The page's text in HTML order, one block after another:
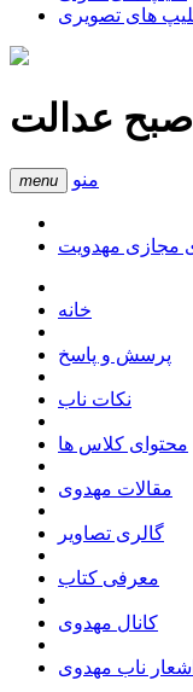
های تصویری
عدالت
menu منو
مجازی مهدویت
خانه
پرسش و پاسخ
نکات ناب
محتوای کلاس ها
مقالات مهدوی
گالری تصاویر
معرفی کتاب
کانال مهدوی
اشعار ناب مهدوی